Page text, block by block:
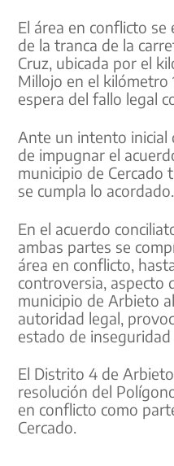
El área en conflicto
de la tranca de la
Cruz, ubicada por el
Millojo en el kilómetro
espera del fallo legal
Ante un intento inicial
de impugnar el
municipio de Cercado
se cumpla lo acordado.
En el acuerdo
ambas partes se
área en conflicto,
controversia, aspecto
municipio de Arbieto
autoridad legal,
estado de inseguridad
El Distrito 4 de
resolución del
en conflicto como
Cercado.